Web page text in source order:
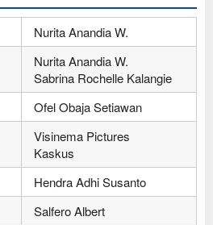
Nurita Anandia W.
Nurita Anandia W.
Sabrina Rochelle Kalangie
Ofel Obaja Setiawan
Visinema Pictures
Kaskus
Hendra Adhi Susanto
Salfero Albert